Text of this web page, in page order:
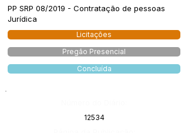
PP SRP 08/2019 - Contratação de pessoas
Jurídica
Licitações
Pregão Presencial
Concluída
12534